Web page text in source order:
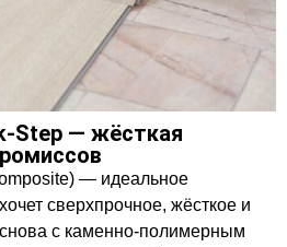
— жёсткая
— идеальное
сверхпрочное, жёсткое и
с каменно-полимерным